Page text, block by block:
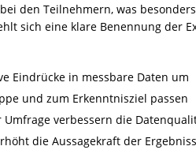
den Teilnehmern, was
sich eine klare Benennung der
Eindrücke in messbare Daten um
und zum Erkenntnisziel passen
verbessern die
die Aussagekraft der